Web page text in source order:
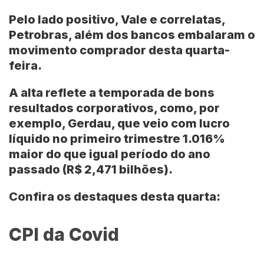
Pelo lado positivo,Vale e correlatas,
Petrobras, além dos bancos embalaram o
movimento comprador desta quarta-
feira.
A alta reflete a temporada de bons
resultados corporativos, como, por
exemplo, Gerdau, que veio com lucro
líquido no primeiro trimestre 1.016%
maior do que igual período do ano
passado (R$ 2,471 bilhões).
Confira os destaques desta quarta:
CPI da Covid